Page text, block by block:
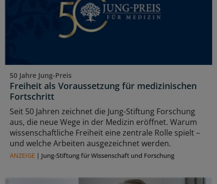
50 Jahre Jung-Preis
Freiheit als Voraussetzung für medizinischen
Fortschritt
Seit 50 Jahren zeichnet die Jung-Stiftung Forschung
aus, die neue Wege in der Medizin eröffnet. Warum
wissenschaftliche Freiheit eine zentrale Rolle spielt –
und welche Arbeiten ausgezeichnet werden.
ANZEIGE | Jung-Stiftung für Wissenschaft und Forschung